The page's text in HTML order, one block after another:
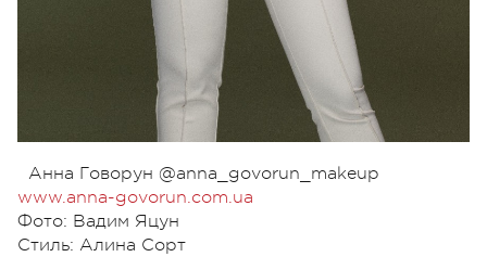
Анна Говорун @anna_govorun_makeup
www.anna-govorun.com.ua
Фото: Вадим Яцун
Стиль: Алина Сорт